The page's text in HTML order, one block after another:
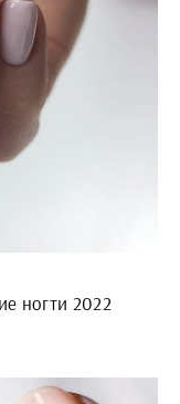
ногти 2022